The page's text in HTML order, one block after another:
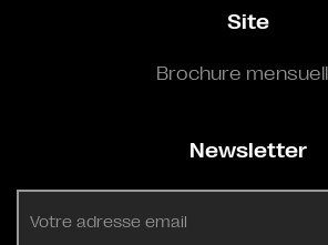
Site
Brochure
Newsletter